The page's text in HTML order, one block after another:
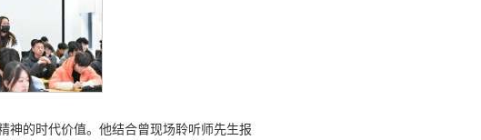
神的时代价值。他结合曾现场聆听师先生报